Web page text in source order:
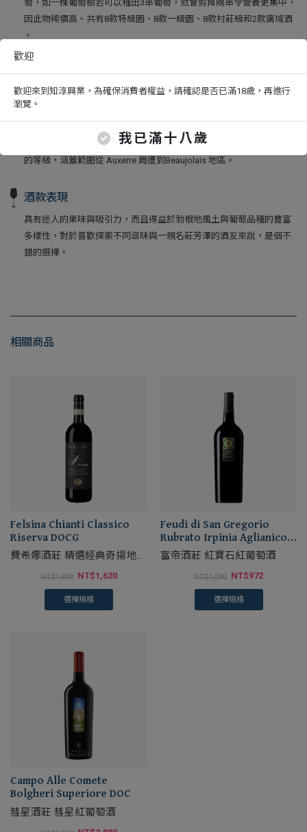
歡迎
歡迎來到知淳興業，為確保消費者權益，請確認是否已滿18歲，再進行
瀏覽。
我已滿十八歲
萄，如一棵葡萄樹若可以種出3串葡萄，就會剪掉兩串令營養更集中，
因此物稀價高。共有8款特級園、8款一級園、8款村莊級和2款廣域酒
。
Maison Leroy 白頭所用的葡萄部分來自勃根地其他葡萄園
釀造陳年
或是 Bourgogne Ordinaire，是比 Bourgogne 大區級涵蓋範圍更廣闊
的等級，涵蓋範圍從 Auxerre 周遭到Beaujolais 地區。
酒款表現
具有迷人的果味與吸引力，而且得益於勃根地風土與葡萄品種的豐富
多樣性，對於喜歡探索不同滋味與一親名莊芳澤的酒友來說，是個不
錯的選擇。
相關商品
Felsina Chianti Classico
Riserva DOCG
費希娜酒莊 精選經典奇揚地紅
NT$1,800 NT$1,620
選擇規格
Feudi di San Gregorio
Rubrato Irpinia Aglianico
DOC
富帝酒莊 紅寶石紅葡萄酒
NT$1,080 NT$972
選擇規格
Campo Alle Comete
Bolgheri Superiore DOC
彗星酒莊 彗星紅葡萄酒